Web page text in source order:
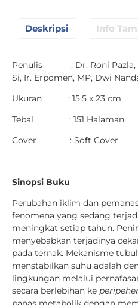
Deskripsi Info
Penulis : Dr. Roni Pazla, S.
Si, Ir. Erpomen, MP, Dwi
Ukuran : 15,5 x 23 cm
Tebal : 151 Halaman
Cover : Soft Cover
Sinopsi Buku
Perubahan iklim dan
fenomena yang sedang
meningkat setiap tahun.
menyebabkan terjadinya
pada ternak. Mekanisme
menstabilkan suhu adalah
lingkungan melalui
secara berlebihan ke